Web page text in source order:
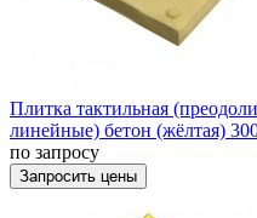
Плитка тактильная
линейные) бетон (жёлтая)
по запросу
Запросить цены